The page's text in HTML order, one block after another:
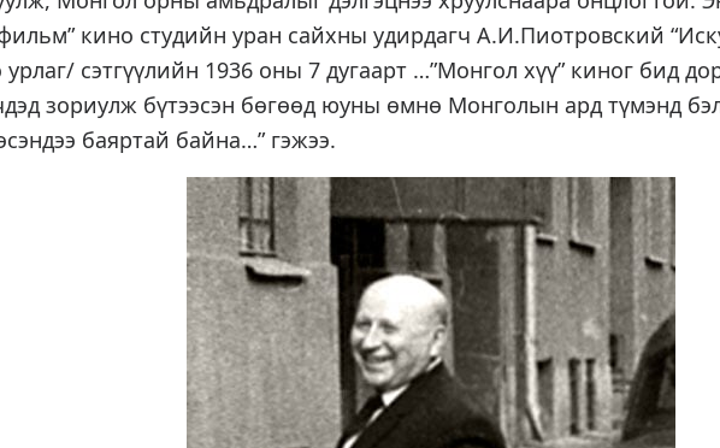
кино студийн уран сайхны удирдагч А.И.Пиотровский
урлаг/ сэтгүүлийн 1936 оны 7 дугаарт …”Монгол хүү” киног бид
зориулж бүтээсэн бөгөөд юуны өмнө Монголын ард түмэнд
баяртай байна…” гэжээ.